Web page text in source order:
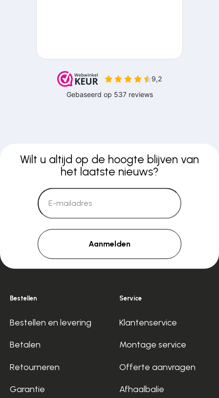
Wilt u altijd op de hoogte blijven van
het laatste nieuws?
Aanmelden
Bestellen
Bestellen en levering
Betalen
Retourneren
Garantie
Service
Klantenservice
Montage service
Offerte aanvragen
Afhaalbalie